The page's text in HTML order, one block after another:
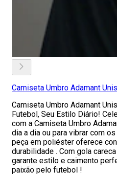
Camiseta Umbro Adamant
Camiseta Umbro Adamant
Futebol, Seu Estilo Diário!
com a Camiseta Umbro
dia a dia ou para vibrar com
peça em poliéster oferece
durabilidade . Com gola
garante estilo e caimento
paixão pelo futebol !